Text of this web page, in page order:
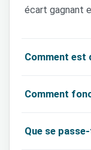
écart gagnant
Comment est
7 partants
Comment
correspondent
Que se